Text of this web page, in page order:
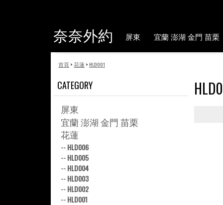
奈奈外約 屏東 宜蘭 澎湖 金門 苗栗
首頁>花蓮>HLD001
CATEGORY
屏東
宜蘭 澎湖 金門 苗栗
花蓮
--HLD006
--HLD005
--HLD004
--HLD003
--HLD002
--HLD001